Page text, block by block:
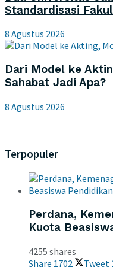
Standardisasi
8 Agustus 2026
Dari Model ke
Sahabat Jadi Apa?
8 Agustus 2026
Terpopuler
Perdana,
Kuota
4255 shares
Share 1702 Tweet